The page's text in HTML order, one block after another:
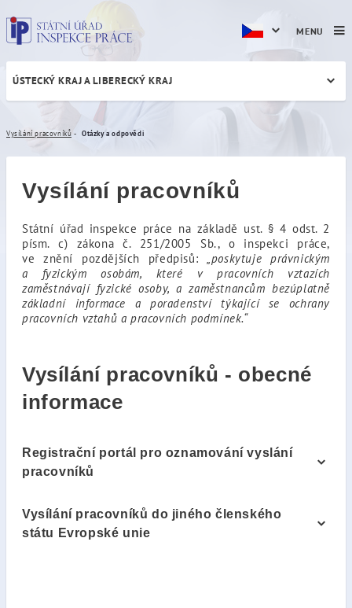
Otázky a odpovědi
ÚSTECKÝ KRAJ A LIBERECKÝ KRAJ
Vysílání pracovníků Otázky a odpovědi
Vysílání pracovníků
Státní úřad inspekce práce na základě ust. § 4 odst. 2
písm. c) zákona č. 251/2005 Sb., o inspekci práce,
ve znění pozdějších předpisů:„poskytuje právnickým
a fyzickým osobám, které v pracovních vztazích
zaměstnávají fyzické osoby, a zaměstnancům bezúplatně
základní informace a poradenství týkající se ochrany
pracovních vztahů a pracovních podmínek.“
Vysílání pracovníků - obecné
informace
Registrační portál pro oznamování vyslání
pracovníků
Vysílání pracovníků do jiného členského
státu Evropské unie
MENU